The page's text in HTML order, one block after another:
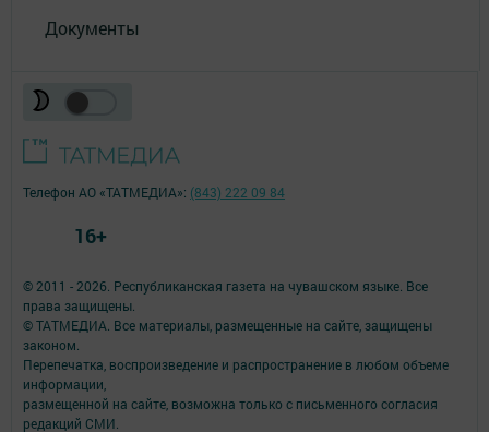
Документы
© 2011 - 2026. Республиканская газета на чувашском языке. Все
права защищены.
© ТАТМЕДИА. Все материалы, размещенные на сайте, защищены
законом.
Перепечатка, воспроизведение и распространение в любом объеме
информации,
размещенной на сайте, возможна только с письменного согласия
редакций СМИ.
Телефон АО «ТАТМЕДИА»: (843) 222 09 84
16+